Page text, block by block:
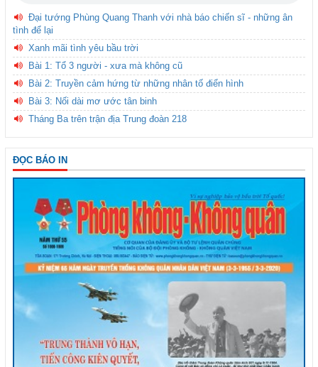
Đại tướng Phùng Quang Thanh với nhà báo chiến sĩ - những ân
tình để lại
Xanh mãi tình yêu bầu trời
Bài 1: Tổ 3 người - xưa mà không cũ
Bài 2: Truyền cảm hứng từ những nhân tố điển hình
Bài 3: Nối dài mơ ước tân binh
Tháng Ba trên trận địa Trung đoàn 218
ĐỌC BÁO IN